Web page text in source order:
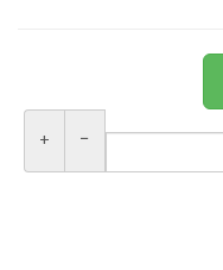
−
+